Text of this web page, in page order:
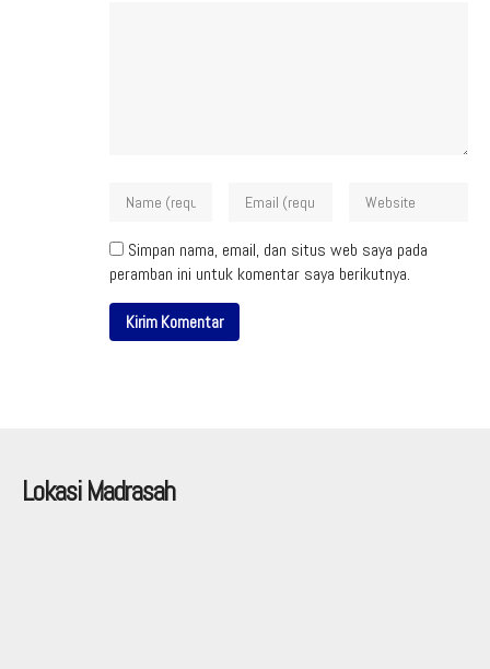
Simpan nama, email, dan situs web saya pada
peramban ini untuk komentar saya berikutnya.
Lokasi Madrasah